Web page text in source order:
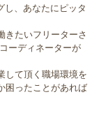
、あなたにピッタ
きたいフリーターさ
ーディネーターが
して頂く職場環境を
困ったことがあれば